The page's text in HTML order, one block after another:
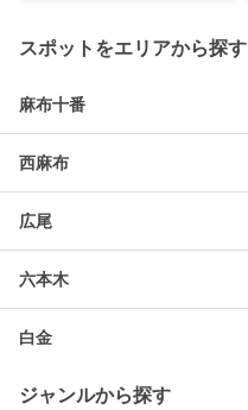
スポットをエリアから探す
麻布十番
西麻布
広尾
六本木
白金
ジャンルから探す